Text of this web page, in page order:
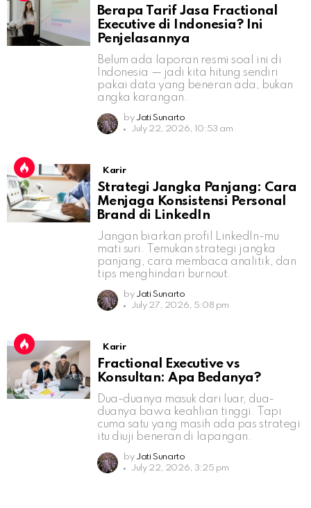
Berapa Tarif Jasa Fractional
Executive di Indonesia? Ini
Penjelasannya
Belum ada laporan resmi soal ini di
Indonesia — jadi kita hitung sendiri
pakai data yang beneran ada, bukan
angka karangan.
by Jati Sunarto
July 22, 2026, 10:53 am
Karir
Strategi Jangka Panjang: Cara
Menjaga Konsistensi Personal
Brand di LinkedIn
Jangan biarkan profil LinkedIn-mu
mati suri. Temukan strategi jangka
panjang, cara membaca analitik, dan
tips menghindari burnout.
by Jati Sunarto
July 27, 2026, 5:08 pm
Karir
Fractional Executive vs
Konsultan: Apa Bedanya?
Dua-duanya masuk dari luar, dua-
duanya bawa keahlian tinggi. Tapi
cuma satu yang masih ada pas strategi
itu diuji beneran di lapangan.
by Jati Sunarto
July 22, 2026, 3:25 pm